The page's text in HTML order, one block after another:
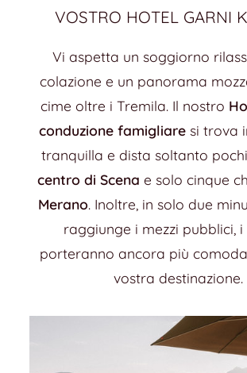
VOSTRO HOTEL GARNI
Vi aspetta un soggiorno
colazione e un panorama
cime oltre i Tremila. Il nostro
conduzione famigliare si trova
tranquilla e dista soltanto
centro di Scena e solo cinque
Merano. Inoltre, in solo due
raggiunge i mezzi pubblici, i
porteranno ancora più
vostra destinazione.